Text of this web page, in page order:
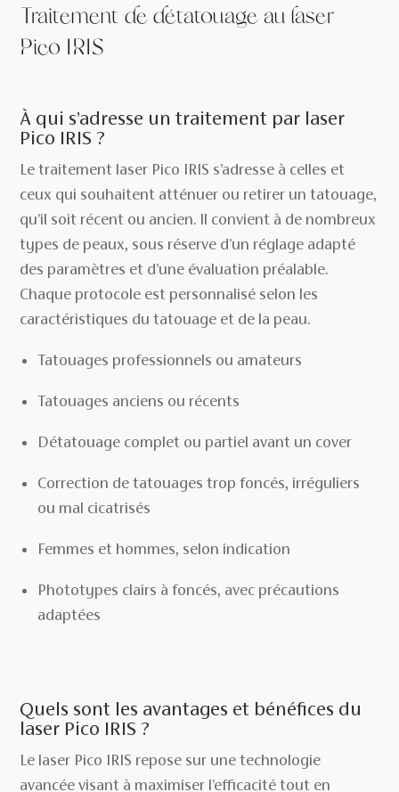
Traitement de détatouage au laser
Pico IRIS
À qui s’adresse un traitement par laser
Pico IRIS ?
Le traitement laser Pico IRIS s’adresse à celles et
ceux qui souhaitent atténuer ou retirer un tatouage,
qu’il soit récent ou ancien. Il convient à de nombreux
types de peaux, sous réserve d’un réglage adapté
des paramètres et d’une évaluation préalable.
Chaque protocole est personnalisé selon les
caractéristiques du tatouage et de la peau.
Tatouages professionnels ou amateurs
Tatouages anciens ou récents
Détatouage complet ou partiel avant un cover
Correction de tatouages trop foncés, irréguliers
ou mal cicatrisés
Femmes et hommes, selon indication
Phototypes clairs à foncés, avec précautions
adaptées
Quels sont les avantages et bénéfices du
laser Pico IRIS ?
Le laser Pico IRIS repose sur une technologie
avancée visant à maximiser l’efficacité tout en